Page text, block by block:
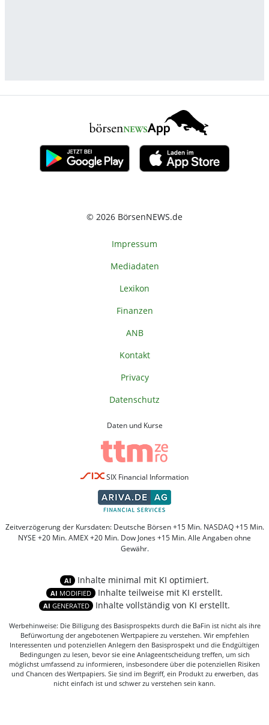
© 2026 BörsenNEWS.de
Impressum
Mediadaten
Lexikon
Finanzen
ANB
Kontakt
Privacy
Datenschutz
Daten und Kurse
SIX Financial Information
Zeitverzögerung der Kursdaten: Deutsche Börsen +15 Min. NASDAQ +15 Min.
NYSE +20 Min. AMEX +20 Min. Dow Jones +15 Min. Alle Angaben ohne
Gewähr.
AI Inhalte minimal mit KI optimiert.
AI MODIFIED Inhalte teilweise mit KI erstellt.
AI GENERATED Inhalte vollständig von KI erstellt.
Werbehinweise: Die Billigung des Basisprospekts durch die BaFin ist nicht als ihre
Befürwortung der angebotenen Wertpapiere zu verstehen. Wir empfehlen
Interessenten und potenziellen Anlegern den Basisprospekt und die Endgültigen
Bedingungen zu lesen, bevor sie eine Anlageentscheidung treffen, um sich
möglichst umfassend zu informieren, insbesondere über die potenziellen Risiken
und Chancen des Wertpapiers. Sie sind im Begriff, ein Produkt zu erwerben, das
nicht einfach ist und schwer zu verstehen sein kann.